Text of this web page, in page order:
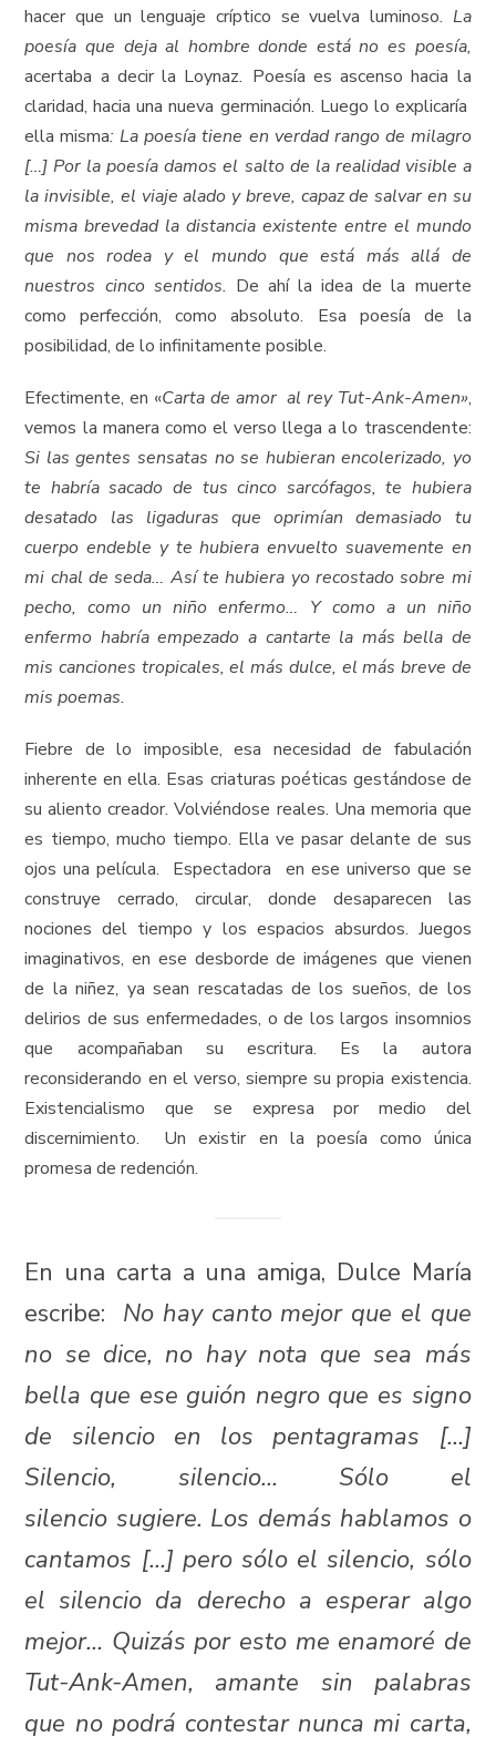
hacer que un lenguaje críptico se vuelva luminoso. La
poesía que deja al hombre donde está no es poesía,
acertaba a decir la Loynaz. Poesía es ascenso hacia la
claridad, hacia una nueva germinación. Luego lo explicaría
ella misma: La poesía tiene en verdad rango de milagro
[…] Por la poesía damos el salto de la realidad visible a
la invisible, el viaje alado y breve, capaz de salvar en su
misma brevedad la distancia existente entre el mundo
que nos rodea y el mundo que está más allá de
nuestros cinco sentidos. De ahí la idea de la muerte
como perfección, como absoluto. Esa poesía de la
posibilidad, de lo infinitamente posible.
Efectimente, en «Carta de amor al rey Tut-Ank-Amen»,
vemos la manera como el verso llega a lo trascendente:
Si las gentes sensatas no se hubieran encolerizado, yo
te habría sacado de tus cinco sarcófagos, te hubiera
desatado las ligaduras que oprimían demasiado tu
cuerpo endeble y te hubiera envuelto suavemente en
mi chal de seda… Así te hubiera yo recostado sobre mi
pecho, como un niño enfermo… Y como a un niño
enfermo habría empezado a cantarte la más bella de
mis canciones tropicales, el más dulce, el más breve de
mis poemas.
Fiebre de lo imposible, esa necesidad de fabulación
inherente en ella. Esas criaturas poéticas gestándose de
su aliento creador. Volviéndose reales. Una memoria que
es tiempo, mucho tiempo. Ella ve pasar delante de sus
ojos una película. Espectadora en ese universo que se
construye cerrado, circular, donde desaparecen las
nociones del tiempo y los espacios absurdos. Juegos
imaginativos, en ese desborde de imágenes que vienen
de la niñez, ya sean rescatadas de los sueños, de los
delirios de sus enfermedades, o de los largos insomnios
que acompañaban su escritura. Es la autora
reconsiderando en el verso, siempre su propia existencia.
Existencialismo que se expresa por medio del
discernimiento. Un existir en la poesía como única
promesa de redención.
En una carta a una amiga, Dulce María
escribe: No hay canto mejor que el que
no se dice, no hay nota que sea más
bella que ese guión negro que es signo
de silencio en los pentagramas […]
Silencio, silencio… Sólo el
silencio sugiere. Los demás hablamos o
cantamos […] pero sólo el silencio, sólo
el silencio da derecho a esperar algo
mejor… Quizás por esto me enamoré de
Tut-Ank-Amen, amante sin palabras
que no podrá contestar nunca mi carta,